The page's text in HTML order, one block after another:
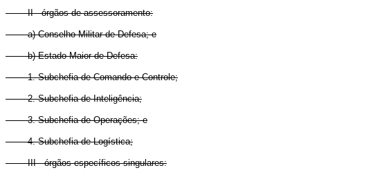
II - órgãos de assessoramento:
a) Conselho Militar de Defesa; e
b) Estado-Maior de Defesa:
1. Subchefia de Comando e Controle;
2. Subchefia de Inteligência;
3. Subchefia de Operações; e
4. Subchefia de Logística;
III - órgãos específicos singulares: